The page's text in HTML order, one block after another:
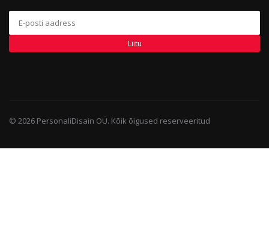
Liitu
© 2026 PersonaliDisain OÜ. Kõik õigused reserveeritud